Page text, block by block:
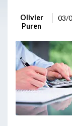
Olivier
Puren
03/